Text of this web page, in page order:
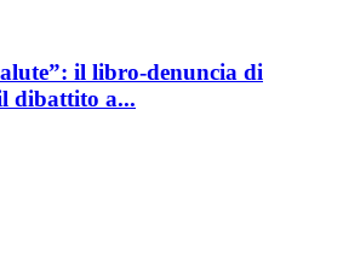
il libro-denuncia di
dibattito a...